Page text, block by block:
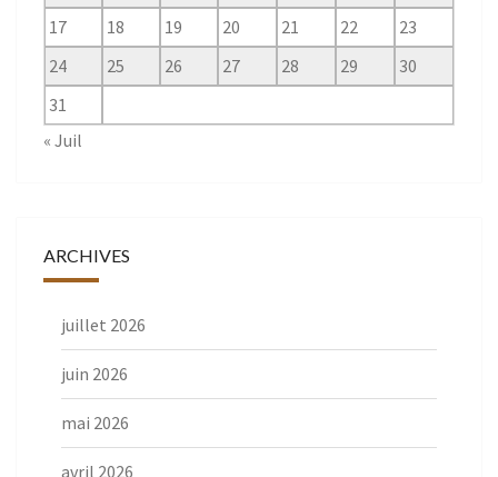
17
18 19 20 21 22
23
24
25 26 27 28 29
30
31
« Juil
ARCHIVES
juillet 2026
juin 2026
mai 2026
avril 2026